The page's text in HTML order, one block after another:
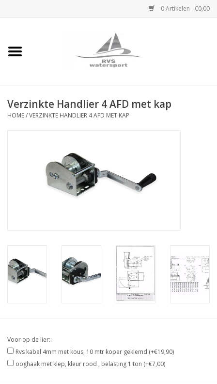
0 Artikelen - €0,00
Home
Rvs Dekbeslag
Rvs Sluiting
Staalkabel Klem
Verzinkte Handlier 4 AFD met kap
HOME/VERZINKTE HANDLIER 4 AFD MET KAP
Voor op de lier::
Rvs kabel 4mm met kous, 10 mtr koper geklemd (+€19,90)
ooghaak met klep, kleur rood , belasting 1 ton (+€7,00)